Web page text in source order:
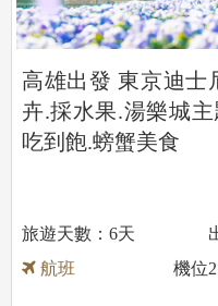
高雄出發 東京迪士
卉.採水果.湯樂城
吃到飽.螃蟹美食
6天
航班
機位